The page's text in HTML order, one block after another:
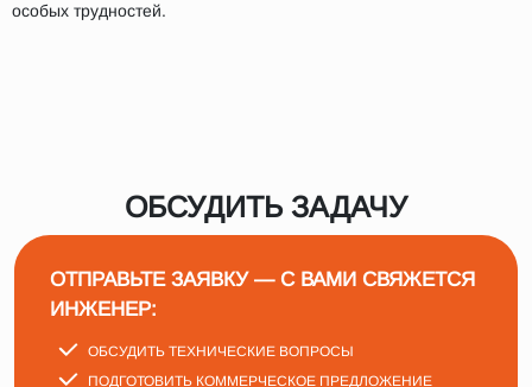
особых трудностей.
ОБСУДИТЬ ЗАДАЧУ
ОТПРАВЬТЕ ЗАЯВКУ — С ВАМИ СВЯЖЕТСЯ
ИНЖЕНЕР:
ОБСУДИТЬ ТЕХНИЧЕСКИЕ ВОПРОСЫ
ПОДГОТОВИТЬ КОММЕРЧЕСКОЕ ПРЕДЛОЖЕНИЕ